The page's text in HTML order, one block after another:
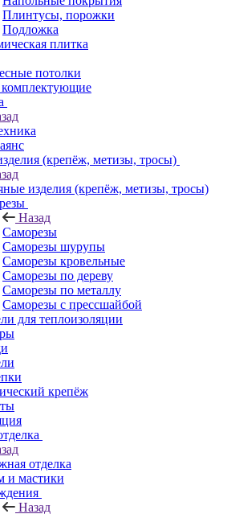
Плинтусы, порожки
Подложка
плитка
потолки
(крепёж, метизы, тросы)
изделия (крепёж, метизы, тросы)
Назад
Саморезы
Саморезы шурупы
Саморезы кровельные
Саморезы по дереву
Саморезы по металлу
Саморезы с прессшайбой
для теплоизоляции
крепёж
отделка
и мастики
Назад